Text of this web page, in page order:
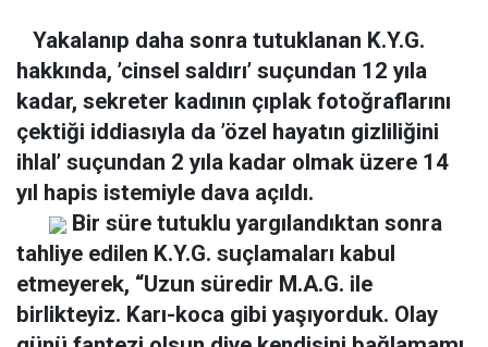
Yakalanıp daha sonra tutuklanan K.Y.G.
hakkında, ’cinsel saldırı’ suçundan 12 yıla
kadar, sekreter kadının çıplak fotoğraflarını
çektiği iddiasıyla da ’özel hayatın gizliliğini
ihlal’ suçundan 2 yıla kadar olmak üzere 14
yıl hapis istemiyle dava açıldı.
Bir süre tutuklu yargılandıktan sonra
tahliye edilen K.Y.G. suçlamaları kabul
etmeyerek, “Uzun süredir M.A.G. ile
birlikteyiz. Karı-koca gibi yaşıyorduk. Olay